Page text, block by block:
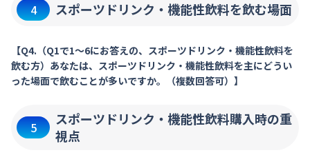
4 スポーツドリンク・機能性飲料を飲む場面
【Q4.（Q1で1～6にお答えの、スポーツドリンク・機能性飲料を
飲む方）あなたは、スポーツドリンク・機能性飲料を主にどうい
った場面で飲むことが多いですか。（複数回答可）】
5
スポーツドリンク・機能性飲料購入時の重
視点